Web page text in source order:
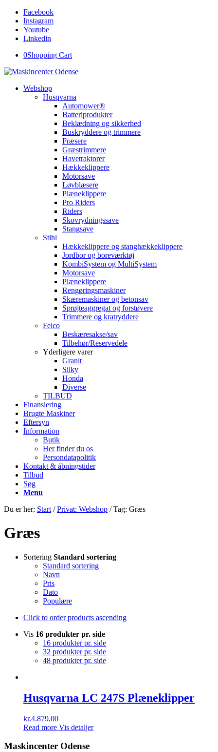
Facebook
Instagram
Youtube
Linkedin
0Shopping Cart
Webshop
Husqvarna
Automower®
Batteriprodukter
Beklædning og sikkerhed
Buskryddere og trimmere
Fræsere
Græstrimmere
Havetraktorer
Hækkeklippere
Motorsave
Løvblæsere
Plæneklippere
Pro Riders
Riders
Skovrydningssave
Stangsave
Stihl
Hækkeklippere og stanghækkeklippere
Jordbor og boreværktøj
KombiSystem og MultiSystem
Motorsave
Plæneklippere
Rengøringsmaskiner
Skæremaskiner og betonsav
Sprøjteaggregat og forstøvere
Trimmere og kratryddere
Felco
Beskæresakse/sav
Tilbehør/Reservedele
Yderligere varer
Granit
Silky
Honda
Diverse
TILBUD
Finansiering
Brugte Maskiner
Eftersyn
Information
Butik
Her finder du os
Persondatapolitik
Kontakt & åbningstider
Tilbud
Søg
Menu
Du er her: Start / Privat: Webshop / Tag: Græs
Græs
Sortering Standard sortering
Standard sortering
Navn
Pris
Dato
Populære
Click to order products ascending
Vis 16 produkter pr. side
16 produkter pr. side
32 produkter pr. side
48 produkter pr. side
Husqvarna LC 247S Plæneklipper
kr.4.879,00
Read more Vis detaljer
Maskincenter Odense